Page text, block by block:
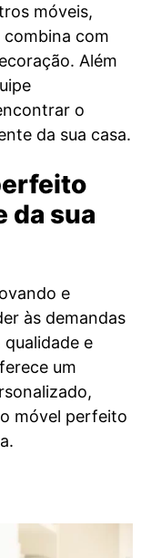
móveis,
combina com
Além
o
da sua casa.
da sua
e
às demandas
qualidade e
um
móvel perfeito